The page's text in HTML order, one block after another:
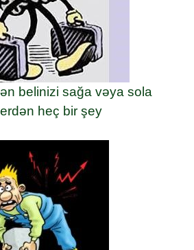
belinizi sağa vəya sola
heç bir şey